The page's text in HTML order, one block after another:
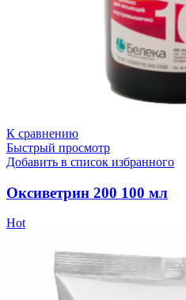
К сравнению
Быстрый просмотр
Добавить в список избранного
Оксиветрин 200 100 мл
Hot